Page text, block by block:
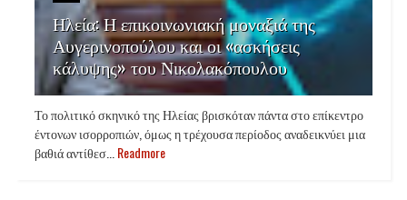
Ηλεία: Η επικοινωνιακή μοναξιά της
Αυγερινοπούλου και οι «ασκήσεις
κάλυψης» του Νικολακόπουλου
Το πολιτικό σκηνικό της Ηλείας βρισκόταν πάντα στο επίκεντρο
έντονων ισορροπιών, όμως η τρέχουσα περίοδος αναδεικνύει μια
βαθιά αντίθεσ...Readmore